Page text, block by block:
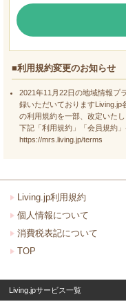
■利用規約変更のお知らせ
2021年11月22日の地域情報プ
録いただいておりますLiving.jp
の利用規約を一部、改定いたし
下記「利用規約」「会員規約
https://mrs.living.jp/terms
Living.jp利用規約
個人情報について
消費税表記について
TOP
Living.jpサービス一覧